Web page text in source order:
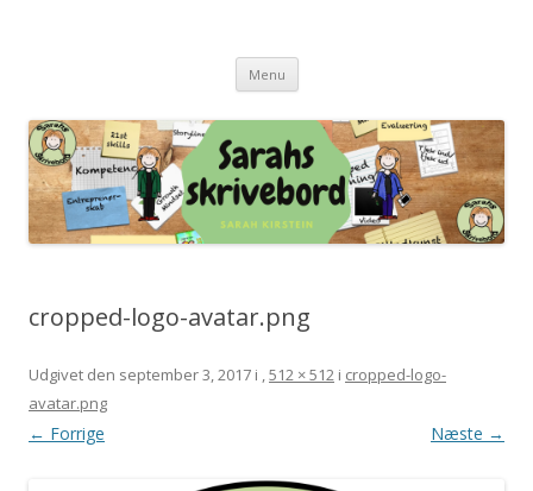
Menu Hop
indhold
cropped-logo-avatar.png
Udgivet den september 3, 2017 i ,512 × 512 i cropped-logo-
avatar.png
← Forrige Næste →